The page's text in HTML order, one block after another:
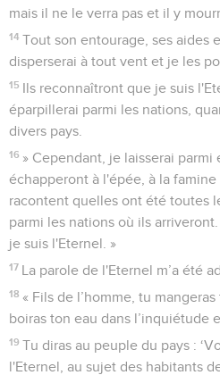
mais il ne le verra pas et il y
14 Tout son entourage, ses aides
disperserai à tout vent et je les
15 Ils reconnaîtront que je suis
éparpillerai parmi les nations,
divers pays.
16 » Cependant, je laisserai
échapperont à l'épée, à la
racontent quelles ont été toutes
parmi les nations où ils
je suis l'Eternel. »
17 La parole de l'Eternel m’a été
18 « Fils de l’homme, tu
boiras ton eau dans l’inquiétude
19 Tu diras au peuple du pays :
l'Eternel, au sujet des habitants